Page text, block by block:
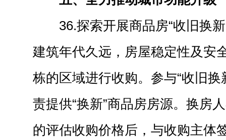
36.探索开展商品房“收旧换
建筑年代久远，房屋稳定性及安
栋的区域进行收购。参与“收旧换
责提供“换新”商品房房源。换房
的评估收购价格后，与收购主体